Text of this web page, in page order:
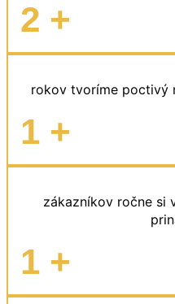
2 +
rokov tvoríme poctivý
1 +
zákazníkov ročne si
1 +